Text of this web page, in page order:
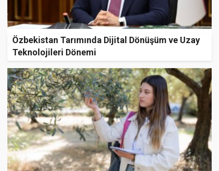
Özbekistan Tarımında Dijital Dönüşüm ve Uzay
Teknolojileri Dönemi